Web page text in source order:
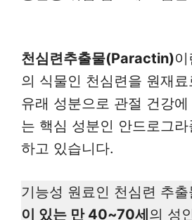
천심련추출물(Paractin)
의 식물인 천심련을 원재
유래 성분으로 관절 건강
는 핵심 성분인 안드로그
하고 있습니다.
기능성 원료인 천심련 추출
이 있는 만 40~70세의 성